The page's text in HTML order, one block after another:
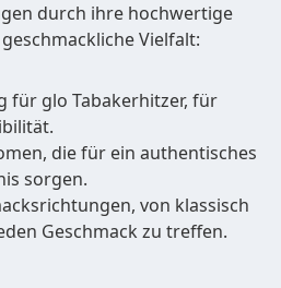
durch ihre hochwertige
Vielfalt:
für glo Tabakerhitzer, für
die für ein authentisches
sorgen.
von klassisch
Geschmack zu treffen.